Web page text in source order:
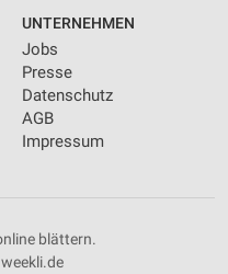
UNTERNEHMEN
Jobs
Presse
Datenschutz
AGB
Impressum
blättern.